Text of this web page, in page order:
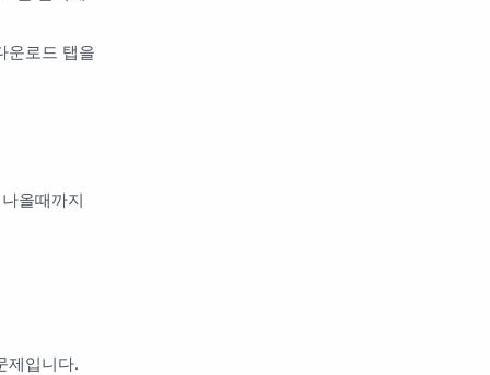
운로드 탭을
올때까지
제입니다.